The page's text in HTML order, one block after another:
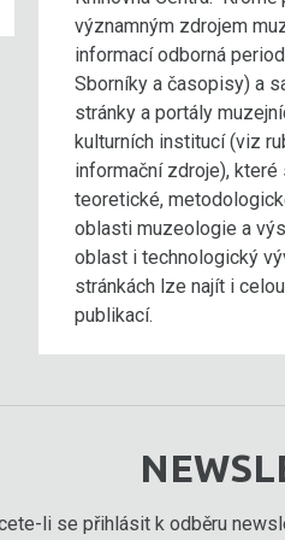
významným zdrojem
informací odborná
Sborníky a časopisy) a
stránky a portály
kulturních institucí (viz
informační zdroje), které
teoretické,
oblasti muzeologie a
oblast i technologický
stránkách lze najít i
publikací.
li se přihlásit k odběru